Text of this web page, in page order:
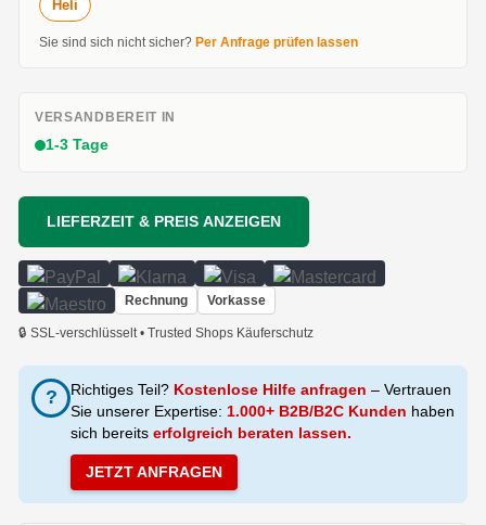
Heli
Sie sind sich nicht sicher? Per Anfrage prüfen lassen
VERSANDBEREIT IN
1-3 Tage
LIEFERZEIT & PREIS ANZEIGEN
Rechnung Vorkasse
🔒 SSL-verschlüsselt • Trusted Shops Käuferschutz
? Richtiges Teil? Kostenlose Hilfe anfragen – Vertrauen
Sie unserer Expertise: 1.000+ B2B/B2C Kunden haben
sich bereits erfolgreich beraten lassen.
JETZT ANFRAGEN